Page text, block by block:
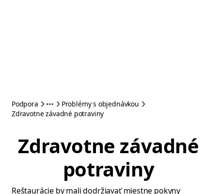
Podpora
Problémy s objednávkou
Zdravotne závadné potraviny
Zdravotne závadné
potraviny
Reštaurácie by mali dodržiavať miestne pokyny